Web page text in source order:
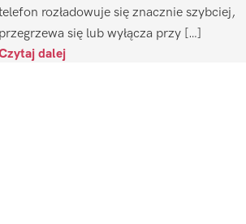
rozładowuje się znacznie szybciej,
przegrzewa się lub wyłącza przy […]
dalej